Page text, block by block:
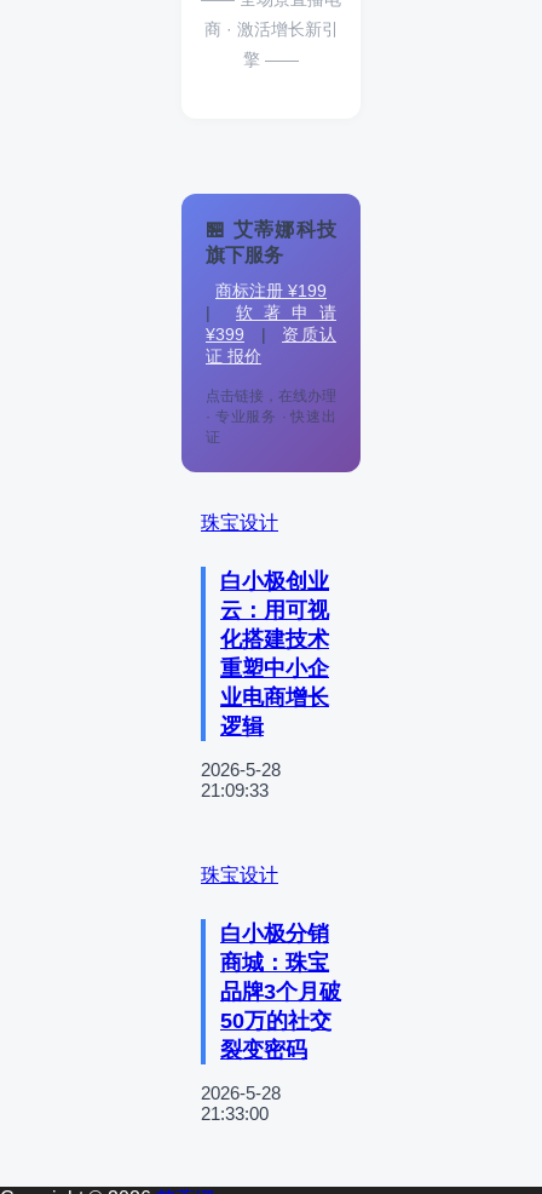
商 · 激活增长新引
擎 ——
🏪 艾蒂娜科技
旗下服务
商标注册 ¥199
|
软著申请
¥399
|
资质认
证 报价
点击链接，在线办理
· 专业服务 · 快速出
证
珠宝设计
白小极创业
云：用可视
化搭建技术
重塑中小企
业电商增长
逻辑
2026-5-28
21:09:33
珠宝设计
白小极分销
商城：珠宝
品牌3个月破
50万的社交
裂变密码
2026-5-28
21:33:00